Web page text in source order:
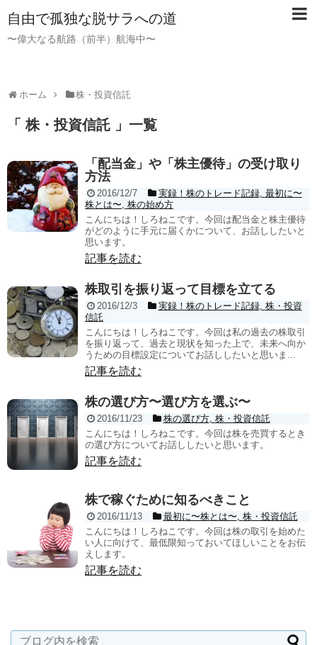
自由で孤独な脱サラへの道
〜偉大なる航路（前半）航海中〜
ホーム 株・投資信託
「 株・投資信託 」一覧
「配当金」や「株主優待」の受け取り
方法
2016/12/7 実録！株のトレード記録, 最初に〜
株とは〜, 株の始め方
こんにちは！しろねこです。今回は配当金と株主優待
がどのように手元に届くかについて、お話ししたいと
思います。
記事を読む
株取引を振り返って目標を立てる
2016/12/3 実録！株のトレード記録, 株・投資
信託
こんにちは！しろねこです。今回は私の過去の株取引
を振り返って、過去と現状を知った上で、未来へ向か
うための目標設定についてお話ししたいと思いま...
記事を読む
株の選び方〜選び方を選ぶ〜
2016/11/23 株の選び方, 株・投資信託
こんにちは！しろねこです。今回は株を売買するとき
の選び方についてお話ししたいと思います。
記事を読む
株で稼ぐために知るべきこと
2016/11/13 最初に〜株とは〜, 株・投資信託
こんにちは！しろねこです。今回は株の取引を始めた
い人に向けて、最低限知っておいてほしいことをお伝
えします。
記事を読む